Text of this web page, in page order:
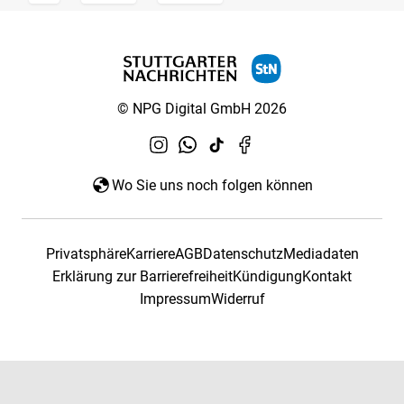
© NPG Digital GmbH 2026
Wo Sie uns noch folgen können
PrivatsphäreKarriereAGBDatenschutzMediadaten
Erklärung zur BarrierefreiheitKündigungKontakt
ImpressumWiderruf